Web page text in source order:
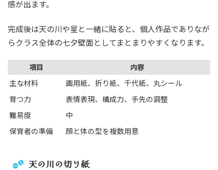
感が出ます。
完成後は天の川や星と一緒に貼ると、個人作品でありなが
らクラス全体の七夕壁面としてまとまりやすくなります。
項目 内容
主な材料
画用紙、折り紙、千代紙、丸シール
育つ力
表情表現、構成力、手先の調整
難易度
中
保育者の準備
顔と体の型を複数用意
天の川の切り紙